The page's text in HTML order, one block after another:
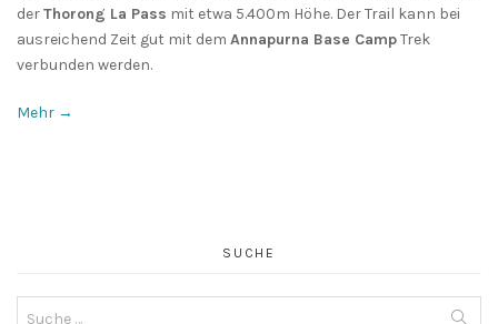
derThorong La Pass mit etwa 5.400m Höhe. Der Trail kann bei
ausreichend Zeit gut mit dem Annapurna Base CampTrek
verbunden werden.
Mehr →
SUCHE